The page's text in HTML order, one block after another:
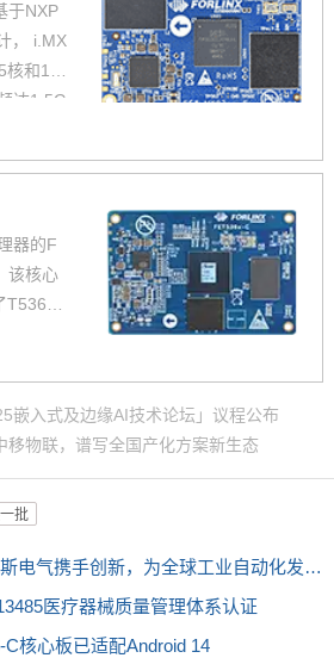
中能够
凌提供
估和验
于NXP
， i.MX
核和1个
达1.5G
2路Et
2.
接
上进行
边缘机
心板体
品
器的F
该核心
T536处
理器的
核Cort
计算能
法IP、
RT等
UAR
网、AD
嵌入式及边缘AI技术论坛」议程公布
移物联，谱写全国产化方案新生态
批
电气携手创新，为全球工业自动化发展
医疗器械质量管理体系认证
核心板已适配Android 14